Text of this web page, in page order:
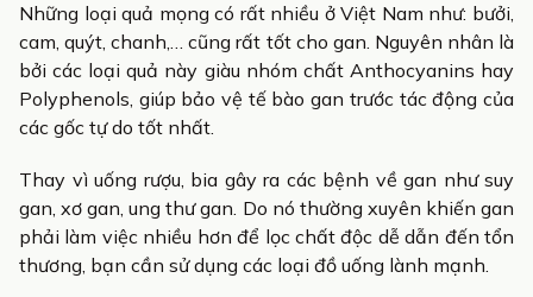
Những loại quả mọng có rất nhiều ở Việt Nam như: bưởi,
cam, quýt, chanh,… cũng rất tốt cho gan. Nguyên nhân là
bởi các loại quả này giàu nhóm chất Anthocyanins hay
Polyphenols, giúp bảo vệ tế bào gan trước tác động của
các gốc tự do tốt nhất.
Thay vì uống rượu, bia gây ra các bệnh về gan như suy
gan, xơ gan, ung thư gan. Do nó thường xuyên khiến gan
phải làm việc nhiều hơn để lọc chất độc dễ dẫn đến tổn
thương, bạn cần sử dụng các loại đồ uống lành mạnh.